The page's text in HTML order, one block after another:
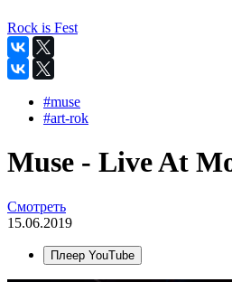
Rock is Fest
#muse
#art-rok
Muse - Live At
Смотреть
15.06.2019
Плеер YouTube